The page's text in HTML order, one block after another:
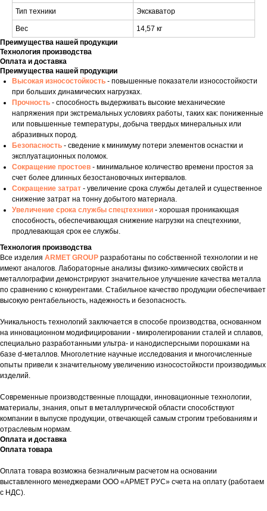
Тип техники Экскаватор
Вес
14,57 кг
Преимущества нашей продукции
Технология производства
Оплата и доставка
Преимущества нашей продукции
Высокая износостойкость - повышенные показатели износостойкости
при больших динамических нагрузках.
Прочность - способность выдерживать высокие механические
напряжения при экстремальных условиях работы, таких как: пониженные
или повышенные температуры, добыча твердых минеральных или
абразивных пород.
Безопасность - сведение к минимуму потери элементов оснастки и
эксплуатационных поломок.
Сокращение простоев - минимальное количество времени простоя за
счет более длинных безостановочных интервалов.
Сокращение затрат - увеличение срока службы деталей и существенное
снижение затрат на тонну добытого материала.
Увеличение срока службы спецтехники - хорошая проникающая
способность, обеспечивающая снижение нагрузки на спецтехники,
продлевающая срок ее службы.
Технология производства
Все изделия ARMET GROUP разработаны по собственной технологии и не
имеют аналогов. Лабораторные анализы физико-химических свойств и
металлографии демонстрируют значительное улучшение качества металла
по сравнению с конкурентами. Стабильное качество продукции обеспечивает
высокую рентабельность, надежность и безопасность.
Уникальность технологий заключается в способе производства, основанном
на инновационном модифицировании - микролегировании сталей и сплавов,
специально разработанными ультра- и нанодисперсными порошками на
базе d-металлов. Многолетние научные исследования и многочисленные
опыты привели к значительному увеличению износостойкости производимых
изделий.
Современные производственные площадки, инновационные технологии,
материалы, знания, опыт в металлургической области способствуют
компании в выпуске продукции, отвечающей самым строгим требованиям и
отраслевым нормам.
Оплата и доставка
Оплата товара
Оплата товара возможна безналичным расчетом на основании
выставленного менеджерами ООО «АРМЕТ РУС» счета на оплату (работаем
с НДС).